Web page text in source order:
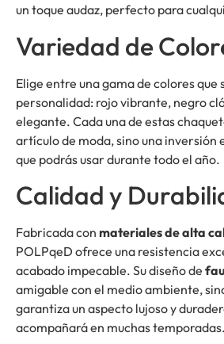
un toque audaz, perfecto para
Variedad de
Elige entre una gama de colores que
personalidad: rojo vibrante, negro
elegante. Cada una de estas
artículo de moda, sino una inversión
que podrás usar durante todo el año.
Calidad y
Fabricada con materiales de alta
POLPqeD ofrece una resistencia
acabado impecable. Su diseño de
amigable con el medio ambiente,
garantiza un aspecto lujoso y
acompañará en muchas temporadas.